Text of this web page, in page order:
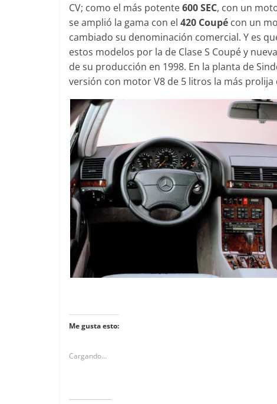
CV; como el más potente600 SEC, con un
se amplió la gama con el 420 Coupé con un
cambiado su denominación comercial. Y es
estos modelos por la de Clase S Coupé y
de su producción en 1998. En la planta de
versión con motor V8 de 5 litros la más prolija
Me gusta esto:
Cargando...